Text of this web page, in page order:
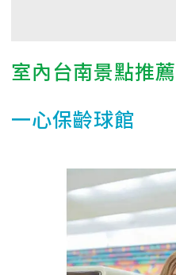
室內台南景點推薦
一心保齡球館